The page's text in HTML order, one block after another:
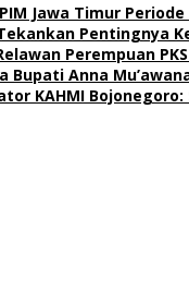
Jawa Timur Periode
Pentingnya
Perempuan
Anna
KAHMI